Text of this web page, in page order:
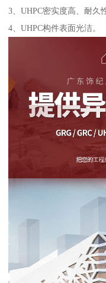
3、UHPC密实度高、耐久
4、UHPC构件表面光洁。